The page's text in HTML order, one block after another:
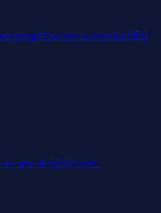
progetto con la nostra SEO
uno di SEOcrawl.